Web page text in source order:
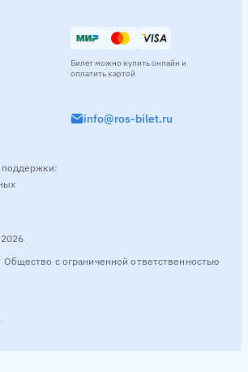
с ограниченной ответственностью
info@ros-bilet.ru
Билет можно купить онлайн и
оплатить картой